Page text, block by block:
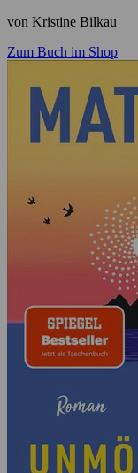
von Kristine Bilkau
Zum Buch im Shop